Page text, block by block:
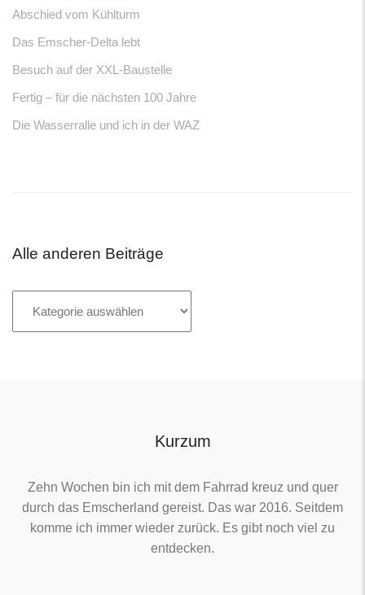
Abschied vom Kühlturm
Das Emscher-Delta lebt
Besuch auf der XXL-Baustelle
Fertig – für die nächsten 100 Jahre
Die Wasserralle und ich in der WAZ
Alle anderen Beiträge
anderen
Kurzum
Zehn Wochen bin ich mit dem Fahrrad kreuz und quer
durch das Emscherland gereist. Das war 2016. Seitdem
komme ich immer wieder zurück. Es gibt noch viel zu
entdecken.